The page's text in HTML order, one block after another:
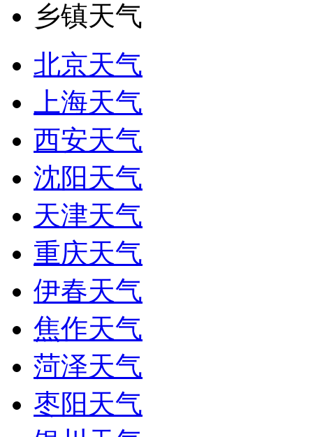
乡镇天气
北京天气
上海天气
西安天气
沈阳天气
天津天气
重庆天气
伊春天气
焦作天气
菏泽天气
枣阳天气